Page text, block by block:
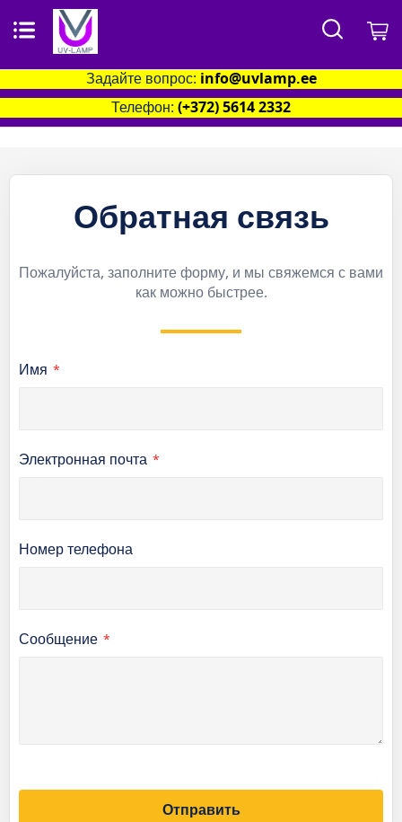
Поиск
Задайте вопрос: info@uvlamp.ee
Телефон: (+372) 5614 2332
Обратная связь
Пожалуйста, заполните форму, и мы свяжемся с вами
как можно быстрее.
Имя
Электронная почта
Номер телефона
Сообщение
Отправить